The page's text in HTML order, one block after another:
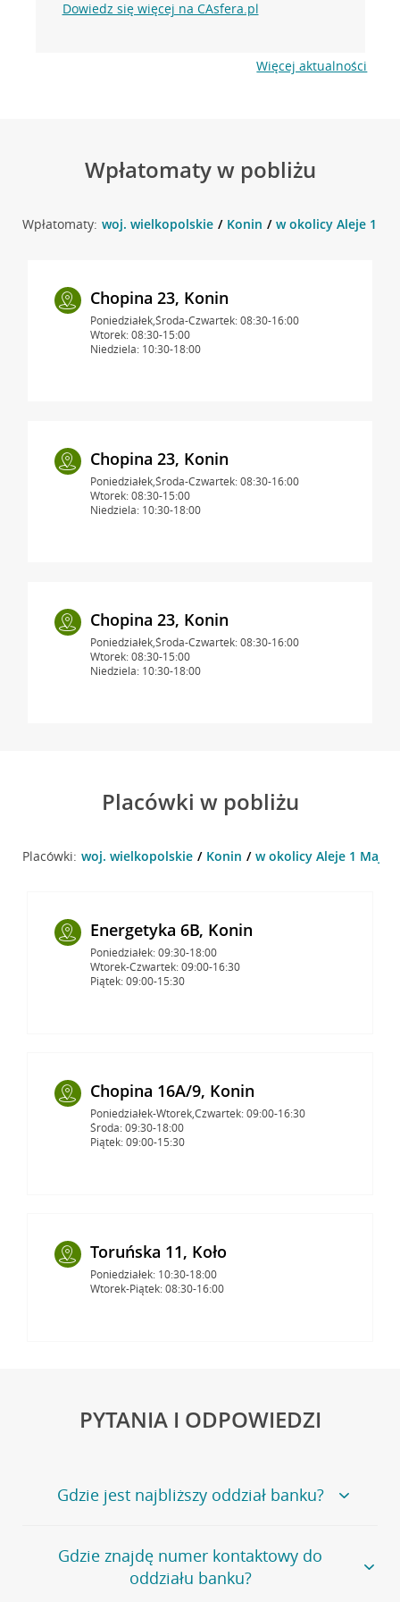
Dowiedz się więcej na CAsfera.pl
Więcej aktualności
Wpłatomaty w pobliżu
Wpłatomaty: woj. wielkopolskie Konin w okolicy Aleje 1
Chopina 23, Konin
Poniedziałek,Środa-Czwartek: 08:30-16:00
Wtorek: 08:30-15:00
Niedziela: 10:30-18:00
Chopina 23, Konin
Poniedziałek,Środa-Czwartek: 08:30-16:00
Wtorek: 08:30-15:00
Niedziela: 10:30-18:00
Chopina 23, Konin
Poniedziałek,Środa-Czwartek: 08:30-16:00
Wtorek: 08:30-15:00
Niedziela: 10:30-18:00
Placówki w pobliżu
Placówki: woj. wielkopolskie Konin w okolicy Aleje 1 Maja
Energetyka 6B, Konin
Poniedziałek: 09:30-18:00
Wtorek-Czwartek: 09:00-16:30
Piątek: 09:00-15:30
Chopina 16A/9, Konin
Poniedziałek-Wtorek,Czwartek: 09:00-16:30
Środa: 09:30-18:00
Piątek: 09:00-15:30
Toruńska 11, Koło
Poniedziałek: 10:30-18:00
Wtorek-Piątek: 08:30-16:00
PYTANIA I ODPOWIEDZI
Gdzie jest najbliższy oddział banku?
Jeśli szukasz oddziału naszego banku, zapraszamy na
stronęPlacówki i bankomaty, na której znajduje się
wygodna wyszukiwarka.
Gdzie znajdę numer kontaktowy do
oddziału banku?